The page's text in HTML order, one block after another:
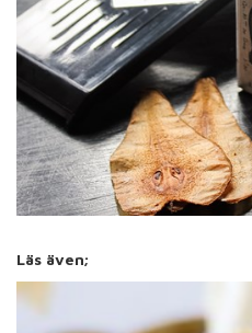
Läs även;